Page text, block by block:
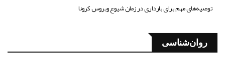
توصیه‌های مهم برای بارداری در زمان شیوع ویروس کرونا
روان‌شناسی